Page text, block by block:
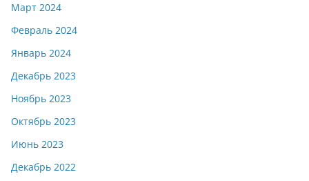
Март 2024
Февраль 2024
Январь 2024
Декабрь 2023
Ноябрь 2023
Октябрь 2023
Июнь 2023
Декабрь 2022